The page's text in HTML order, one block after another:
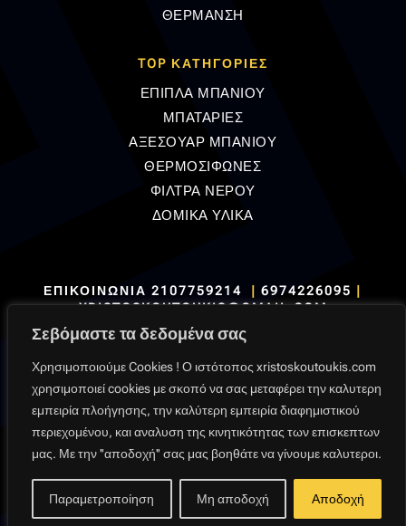
Σεβόμαστε τα δεδομένα σας
Χρησιμοποιούμε Cookies ! Ο ιστότοπος xristoskoutoukis.com
χρησιμοποιεί cookies με σκοπό να σας μεταφέρει την καλυτερη
εμπειρία πλοήγησης, την καλύτερη εμπειρία διαφημιστικού
περιεχομένου, και αναλυση της κινητικότητας των επισκεπτων
μας. Με την ''αποδοχή'' σας μας βοηθάτε να γίνουμε καλυτεροι.
Παραμετροποίηση Μη αποδοχή Αποδοχή
ΘΕΡΜΑΝΣΗ
TOP ΚΑΤΗΓΟΡΙΕΣ
ΕΠΙΠΛΑ ΜΠΑΝΙΟΥ
ΜΠΑΤΑΡΙΕΣ
ΑΞΕΣΟΥΑΡ ΜΠΑΝΙΟΥ
ΘΕΡΜΟΣΙΦΩΝΕΣ
ΦΙΛΤΡΑ ΝΕΡΟΥ
ΔΟΜΙΚΑ ΥΛΙΚΑ
ΕΠΙΚΟΙΝΩΝΙΑ 2107759214 |6974226095
XRISTOSKOUTOUKIS@GMAIL.COM
Όροι Χρήσης|Πολιτική Δεδομένων|Πολιτική
Επιστροφών|Πληρωμές|Παραδόσεις
Created & Powered ByBackpackview